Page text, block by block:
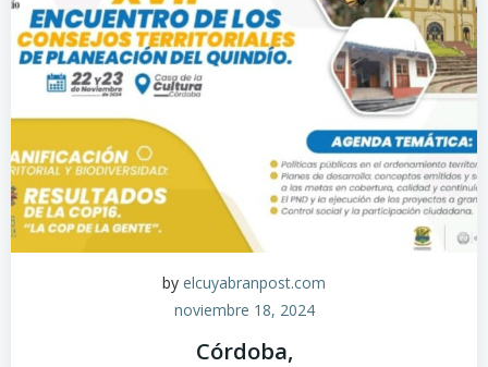
by elcuyabranpost.com
noviembre 18, 2024
Córdoba,